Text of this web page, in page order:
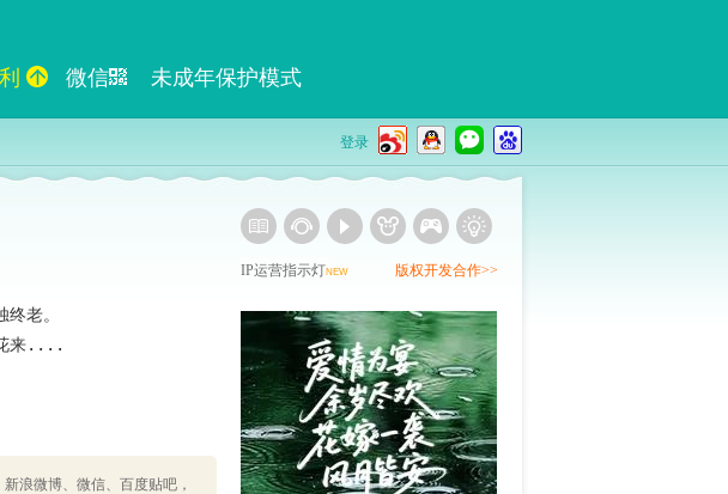
微信 未成年保护模式
登录
老。
花来....
浪微博、微信、百度贴吧，
IP运营指示灯NEW 版权开发合作>>